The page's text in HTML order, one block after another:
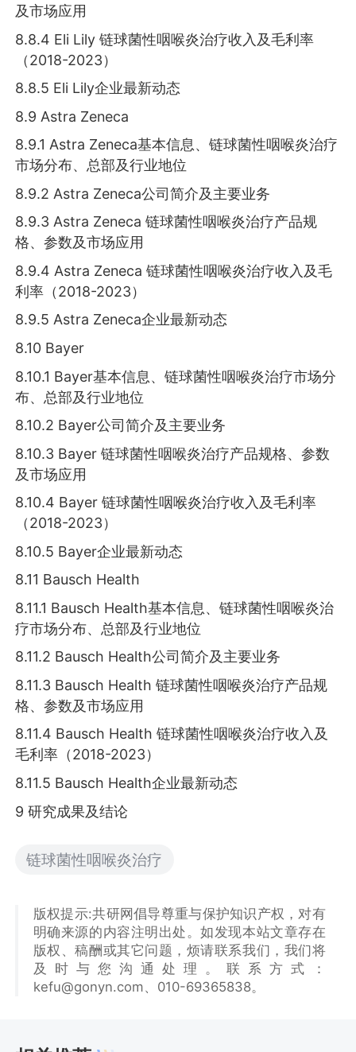
及市场应用
8.8.4 Eli Lily 链球菌性咽喉炎治疗收入及毛利率
（2018-2023）
8.8.5 Eli Lily企业最新动态
8.9 Astra Zeneca
8.9.1 Astra Zeneca基本信息、链球菌性咽喉炎治疗
市场分布、总部及行业地位
8.9.2 Astra Zeneca公司简介及主要业务
8.9.3 Astra Zeneca 链球菌性咽喉炎治疗产品规
格、参数及市场应用
8.9.4 Astra Zeneca 链球菌性咽喉炎治疗收入及毛
利率（2018-2023）
8.9.5 Astra Zeneca企业最新动态
8.10 Bayer
8.10.1 Bayer基本信息、链球菌性咽喉炎治疗市场分
布、总部及行业地位
8.10.2 Bayer公司简介及主要业务
8.10.3 Bayer 链球菌性咽喉炎治疗产品规格、参数
及市场应用
8.10.4 Bayer 链球菌性咽喉炎治疗收入及毛利率
（2018-2023）
8.10.5 Bayer企业最新动态
8.11 Bausch Health
8.11.1 Bausch Health基本信息、链球菌性咽喉炎治
疗市场分布、总部及行业地位
8.11.2 Bausch Health公司简介及主要业务
8.11.3 Bausch Health 链球菌性咽喉炎治疗产品规
格、参数及市场应用
8.11.4 Bausch Health 链球菌性咽喉炎治疗收入及
毛利率（2018-2023）
8.11.5 Bausch Health企业最新动态
9 研究成果及结论
链球菌性咽喉炎治疗
版权提示:共研网倡导尊重与保护知识产权，对有
明确来源的内容注明出处。如发现本站文章存在
版权、稿酬或其它问题，烦请联系我们，我们将
及时与您沟通处理。联系方式：
kefu@gonyn.com、010-69365838。